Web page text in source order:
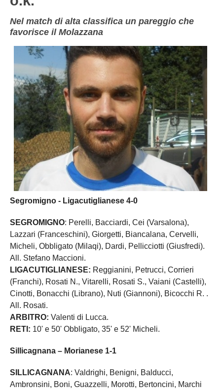
Nel match di alta classifica un pareggio che
favorisce il Molazzana
Segromigno - Ligacutiglianese 4-0
SEGROMIGNO: Perelli, Bacciardi, Cei (Varsalona),
Lazzari (Franceschini), Giorgetti, Biancalana, Cervelli,
Micheli, Obbligato (Milaqi), Dardi, Pellicciotti (Giusfredi).
All. Stefano Maccioni.
LIGACUTIGLIANESE: Reggianini, Petrucci, Corrieri
(Franchi), Rosati N., Vitarelli, Rosati S., Vaiani (Castelli),
Cinotti, Bonacchi (Librano), Nuti (Giannoni), Bicocchi R. .
All. Rosati.
ARBITRO: Valenti di Lucca.
RETI: 10' e 50' Obbligato, 35' e 52' Micheli.
Sillicagnana – Morianese 1-1
SILLICAGNANA: Valdrighi, Benigni, Balducci,
Ambronsini, Boni, Guazzelli, Morotti, Bertoncini, Marchi